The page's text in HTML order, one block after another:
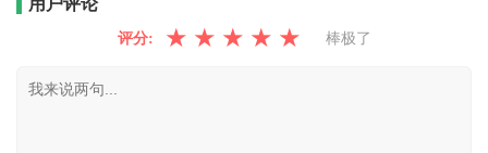
用户评论
评分: ★ ★ ★ ★ ★ 棒极了